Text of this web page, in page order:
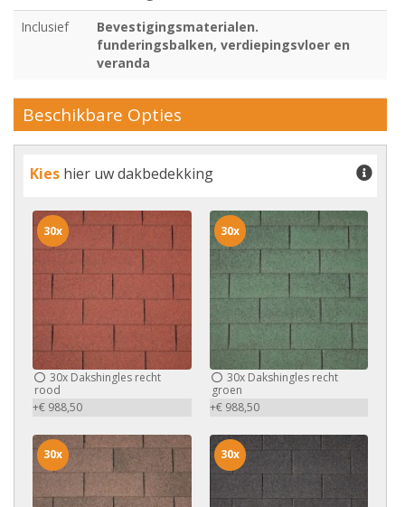
Inclusief
Bevestigingsmaterialen.
funderingsbalken, verdiepingsvloer en
veranda
Beschikbare Opties
Kies hier uw dakbedekking
30x Dakshingles recht
rood
+€ 988,50
30x
30xDakshingles recht
groen
+€ 988,50
30x
30x 30x